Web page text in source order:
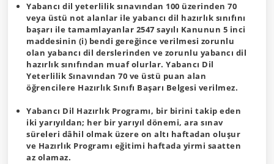
Yabancı dil yeterlilik sınavından 100 üzerinden 70
veya üstü not alanlar ile yabancı dil hazırlık sınıfını
başarı ile tamamlayanlar 2547 sayılı Kanunun 5 inci
maddesinin (i) bendi gereğince verilmesi zorunlu
olan yabancı dil derslerinden ve zorunlu yabancı dil
hazırlık sınıfından muaf olurlar. Yabancı Dil
Yeterlilik Sınavından 70 ve üstü puan alan
öğrencilere Hazırlık Sınıfı Başarı Belgesi verilmez.
Yabancı Dil Hazırlık Programı, bir birini takip eden
iki yarıyıldan; her bir yarıyıl dönemi, ara sınav
süreleri dâhil olmak üzere on altı haftadan oluşur
ve Hazırlık Programı eğitimi haftada yirmi saatten
az olamaz.